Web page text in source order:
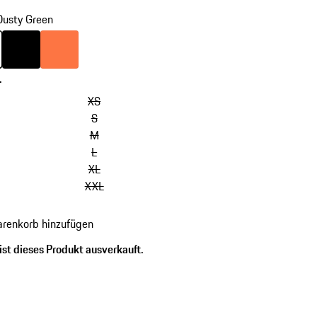
Green
Green
Farbe schwarz
Farbe Firecracker Orange
XS
S
M
L
XL
XXL
hinzufügen
dieses Produkt ausverkauft.